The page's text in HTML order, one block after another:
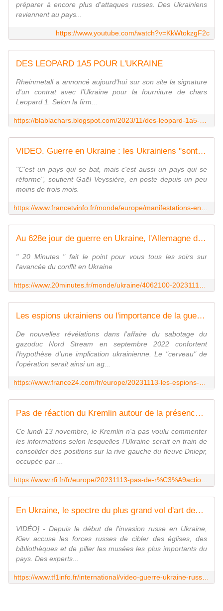
préparer à encore plus d'attaques russes. Des Ukrainiens
reviennent au pays...
https://www.youtube.com/watch?v=KkWtokzgF2c
DES LEOPARD 1A5 POUR L'UKRAINE
Rheinmetall a annoncé aujourd'hui sur son site la signature
d'un contrat avec l'Ukraine pour la fourniture de chars
Leopard 1. Selon la firm...
VIDEO. Guerre en Ukraine : les Ukrainiens "sont unis contre la Russie mais aussi pour devenir un pays occidental", selon l'ambassadeur de France à Kiev
"C'est un pays qui se bat, mais c'est aussi un pays qui se
réforme", soutient Gaël Veyssière, en poste depuis un peu
moins de trois mois.
Au 628e jour de guerre en Ukraine, l'Allemagne double son aide à Kiev
" 20 Minutes " fait le point pour vous tous les soirs sur
l'avancée du conflit en Ukraine
Les espions ukrainiens ou l'importance de la guerre de l'ombre
De nouvelles révélations dans l'affaire du sabotage du
gazoduc Nord Stream en septembre 2022 confortent
l'hypothèse d'une implication ukrainienne. Le "cerveau" de
l'opération serait ainsi un ag...
Pas de réaction du Kremlin autour de la présence de "poches" ukrainiennes sur la rive occupée du Dniepr
Ce lundi 13 novembre, le Kremlin n'a pas voulu commenter
les informations selon lesquelles l'Ukraine serait en train de
consolider des positions sur la rive gauche du fleuve Dniepr,
occupée par ...
En Ukraine, le spectre du plus grand vol d'art depuis les nazis
VIDÉO] - Depuis le début de l'invasion russe en Ukraine,
Kiev accuse les forces russes de cibler des églises, des
bibliothèques et de piller les musées les plus importants du
pays. Des experts...